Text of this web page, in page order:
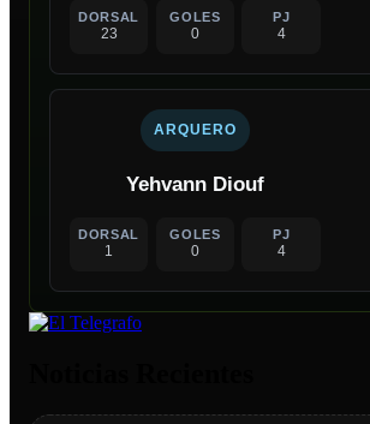
DORSAL
23
GOLES
0
PJ
4
ARQUERO
Yehvann Diouf
DORSAL
1
GOLES
0
PJ
4